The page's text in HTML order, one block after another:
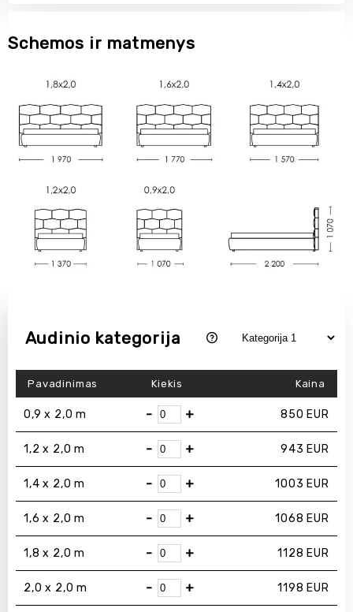
Schemos ir matmenys
Audinio kategorija
Pavadinimas Kiekis Kaina
0,9 x 2,0 m - + 850 EUR
1,2 x 2,0 m - + 943 EUR
1,4 x 2,0 m - + 1003 EUR
1,6 x 2,0 m - + 1068 EUR
1,8 x 2,0 m - + 1128 EUR
2,0 x 2,0 m - + 1198 EUR